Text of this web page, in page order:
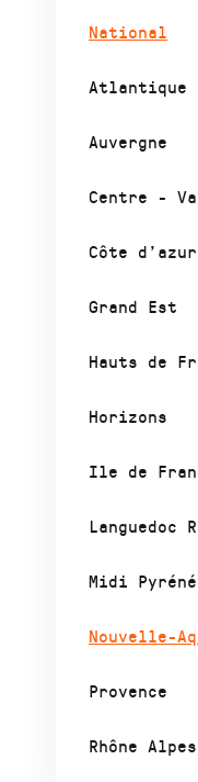
National
Atlantique
Auvergne
Centre -
Côte d’azur
Grand Est
Hauts de
Horizons
Ile de
Languedoc
Midi
Nouvelle-
Provence
Rhône Alpes